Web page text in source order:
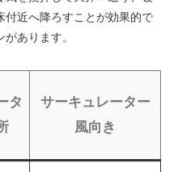
付近へ降ろすことが効果的で
あります。
タ
サーキュレーター
風向き